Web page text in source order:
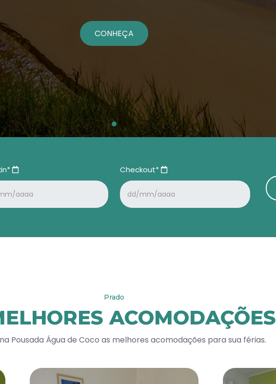
CONHEÇA
Checkout*
Prado
ACOMODAÇÕES
Pousada Água de Coco as melhores acomodações para sua férias.